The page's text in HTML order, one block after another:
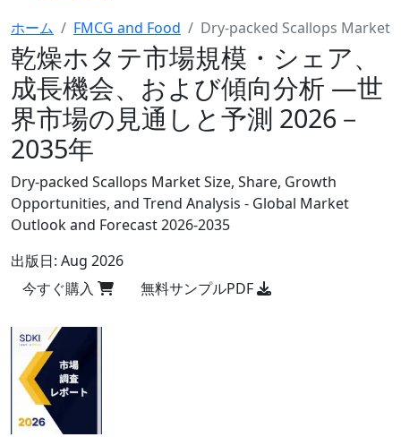
ホーム FMCG and Food Dry-packed Scallops Market
乾燥ホタテ市場規模・シェア、
成長機会、および傾向分析 ―世
界市場の見通しと予測 2026－
2035年
Dry-packed Scallops Market Size, Share, Growth
Opportunities, and Trend Analysis - Global Market
Outlook and Forecast 2026-2035
出版日: Aug 2026
今すぐ購入
無料サンプルPDF